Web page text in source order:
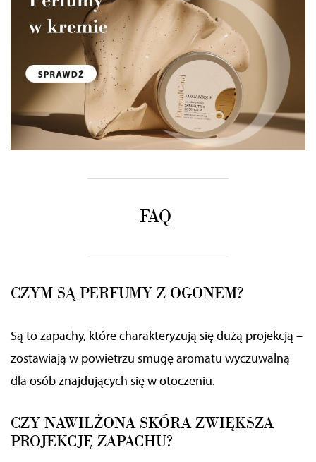
FAQ
CZYM SĄ PERFUMY Z OGONEM?
Są to zapachy, które charakteryzują się dużą projekcją –
zostawiają w powietrzu smugę aromatu wyczuwalną
dla osób znajdujących się w otoczeniu.
CZY NAWILŻONA SKÓRA ZWIĘKSZA
PROJEKCJĘ ZAPACHU?